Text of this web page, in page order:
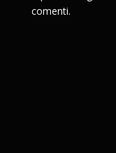
comenti.